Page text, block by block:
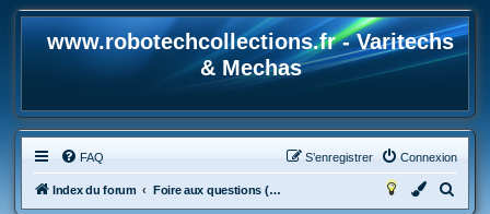
www.robotechcollections.fr - Varitechs
& Mechas
FAQ Connexion
S’enregistrer
Index du forum Foire aux questions (Questions posées fréquemment)